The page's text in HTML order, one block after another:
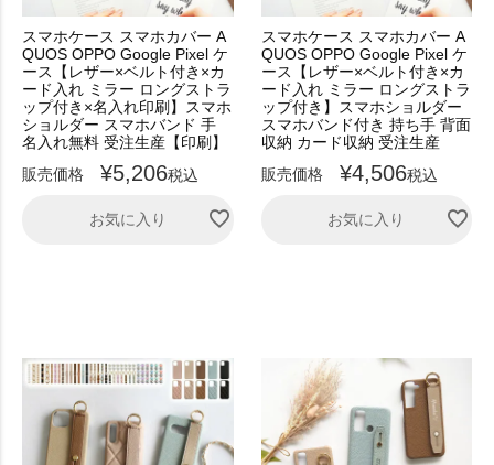
スマホケース スマホカバー A
QUOS OPPO Google Pixel ケ
ース【レザー×ベルト付き×カ
ード入れ ミラー ロングストラ
ップ付き×名入れ印刷】スマホ
ショルダー スマホバンド 手
名入れ無料 受注生産【印刷】
販売価格
¥5,206税込
お気に入り
スマホケース スマホカバー A
QUOS OPPO Google Pixel ケ
ース【レザー×ベルト付き×カ
ード入れ ミラー ロングストラ
ップ付き】スマホショルダー
スマホバンド付き 持ち手 背面
収納 カード収納 受注生産
販売価格
¥4,506税込
お気に入り